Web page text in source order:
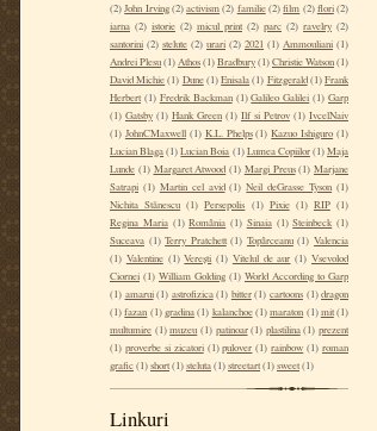
(2)John Irving (2)activism (2) familie(2)film (2) flori(2)
iarna (2) istorie (2) micul print (2) parc (2) ravelry (2)
santorini (2) stelute (2) urari (2) 2021 (1) Ammouliani (1)
Andrei Plesu(1)Athos(1)Bradbury(1)Christie Watson(1)
David Michie (1) Dune(1)Enisala (1) Fitzgerald(1)Frank
Herbert (1) Fredrik Backman (1) Galileo Galilei (1) Garp
(1) Gatsby (1) Hank Green (1) Ilf si Petrov (1) IvcelNaiv
(1) JohnCMaxwell (1) K.L. Phelps (1) Kazuo Ishiguro (1)
Lucian Blaga(1)Lucian Boia (1)Lumea Copiilor(1)Maja
Lunde (1) Margaret Atwood (1) Margi Preus (1) Marjane
Satrapi (1) Martin cel avid (1) Neil deGrasse Tyson (1)
Nichita Stănescu (1) Persepolis (1) Pixie (1) RIP (1)
Regina Maria (1) România (1) Sinaia (1) Steinbeck (1)
Suceava (1) Terry Pratchett (1) Topârceanu (1) Valencia
(1) Valentine (1) Verești (1) Vitelul de aur (1) Vsevolod
Ciornei (1) William Golding (1) World According to Garp
(1) amarui (1) astrofizica (1) bitter (1) cartoons (1) dragon
(1)fazan (1)gradina(1) kalanchoe (1)maraton (1) mit(1)
multumire (1) muzeu (1) patinoar (1) plastilina (1) prezent
(1) proverbe si zicatori (1) pulover (1) rainbow (1) roman
grafic(1)short(1)steluta(1)streetart(1)sweet(1)
Linkuri